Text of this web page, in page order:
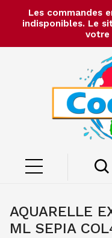
Les commandes
indisponibles. Le
votre
AQUARELLE
ML SEPIA